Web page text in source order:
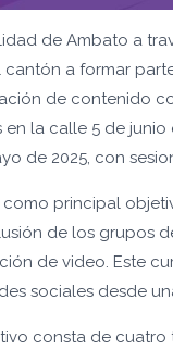
de Ambato a
a formar
de contenido
en la calle 5 de
de 2025, con
principal
de los grupos
de video. Este
sociales desde
consta de